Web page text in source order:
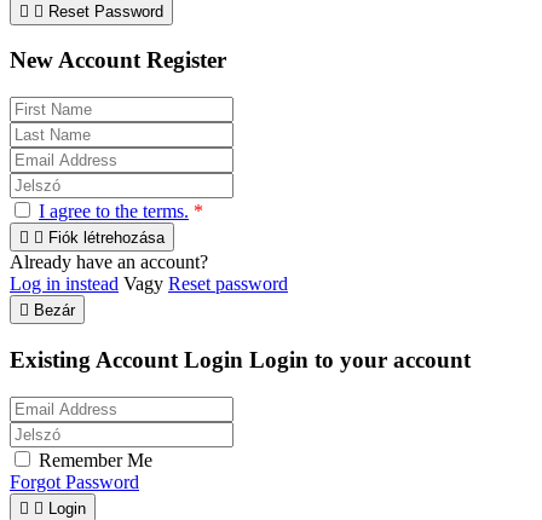
  Reset Password
New Account Register
I agree to the terms. *
  Fiók létrehozása
Already have an account?
Log in instead Vagy Reset password
 Bezár
Existing Account Login Login to your account
Remember Me
Forgot Password
  Login